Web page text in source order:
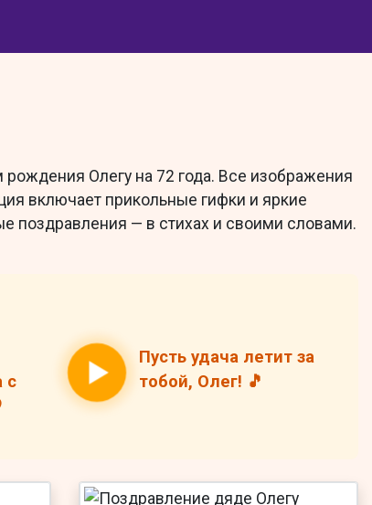
Олегу на 72 года. Все изображения
включает прикольные гифки и яркие
поздравления — в стихах и своими словами.
с
Пусть удача летит за
тобой, Олег! 🎵